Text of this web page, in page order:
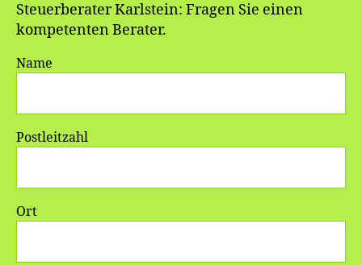
Steuerberater Karlstein: Fragen Sie einen
kompetenten Berater.
Name
Postleitzahl
Ort